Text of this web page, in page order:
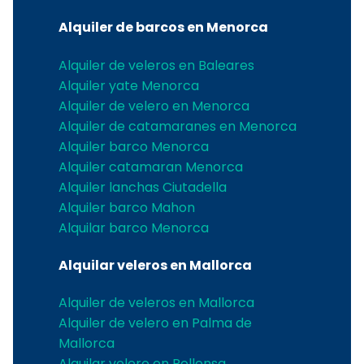
Alquiler de barcos en Menorca
Alquiler de veleros en Baleares
Alquiler yate Menorca
Alquiler de velero en Menorca
Alquiler de catamaranes en Menorca
Alquiler barco Menorca
Alquiler catamaran Menorca
Alquiler lanchas Ciutadella
Alquiler barco Mahon
Alquilar barco Menorca
Alquilar veleros en Mallorca
Alquiler de veleros en Mallorca
Alquiler de velero en Palma de
Mallorca